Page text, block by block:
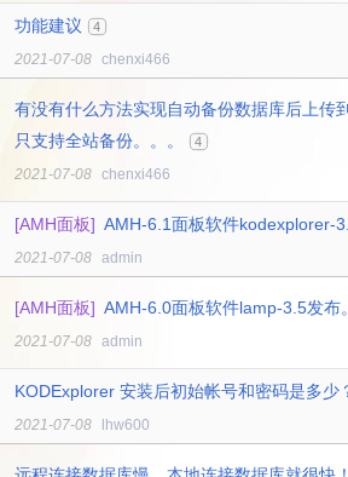
功能建议 4
2021-07-08 chenxi466
有没有什么方法实现自动备份数据库后上传
只支持全站备份。。。
4
2021-07-08 chenxi466
[AMH面板] AMH-6.1面板软件kodexplorer-
2021-07-08 admin
[AMH面板] AMH-6.0面板软件lamp-3.5发布。
2021-07-08 admin
KODExplorer 安装后初始帐号和密码是多少
2021-07-08 lhw600